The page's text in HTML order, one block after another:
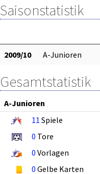
Saisonstatistik
2009/10 A-Junioren
Gesamtstatistik
A-Junioren
11 Spiele
0 Tore
0 Vorlagen
0 Gelbe Karten